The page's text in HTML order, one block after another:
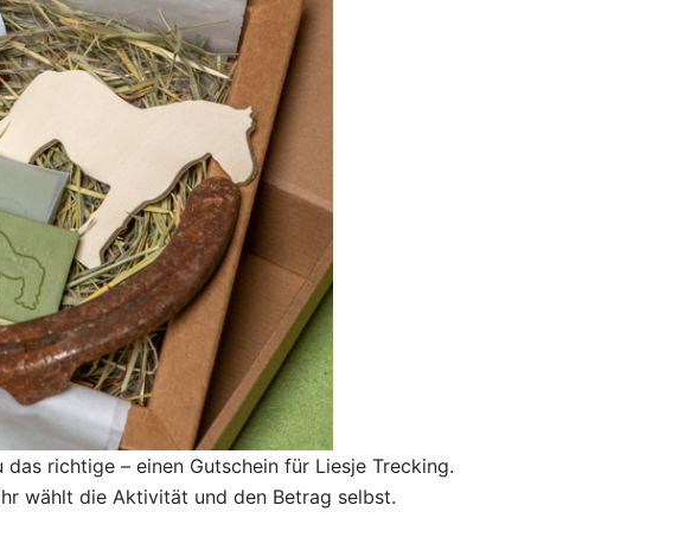
richtige – einen Gutschein für Liesje Trecking.
wählt die Aktivität und den Betrag selbst.